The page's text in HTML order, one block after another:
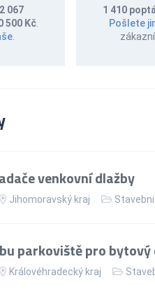
067
500 Kč
.
1 410
Pošlete
venkovní dlažby
Jihomoravský kraj
parkoviště pro bytový
Královéhradecký kraj